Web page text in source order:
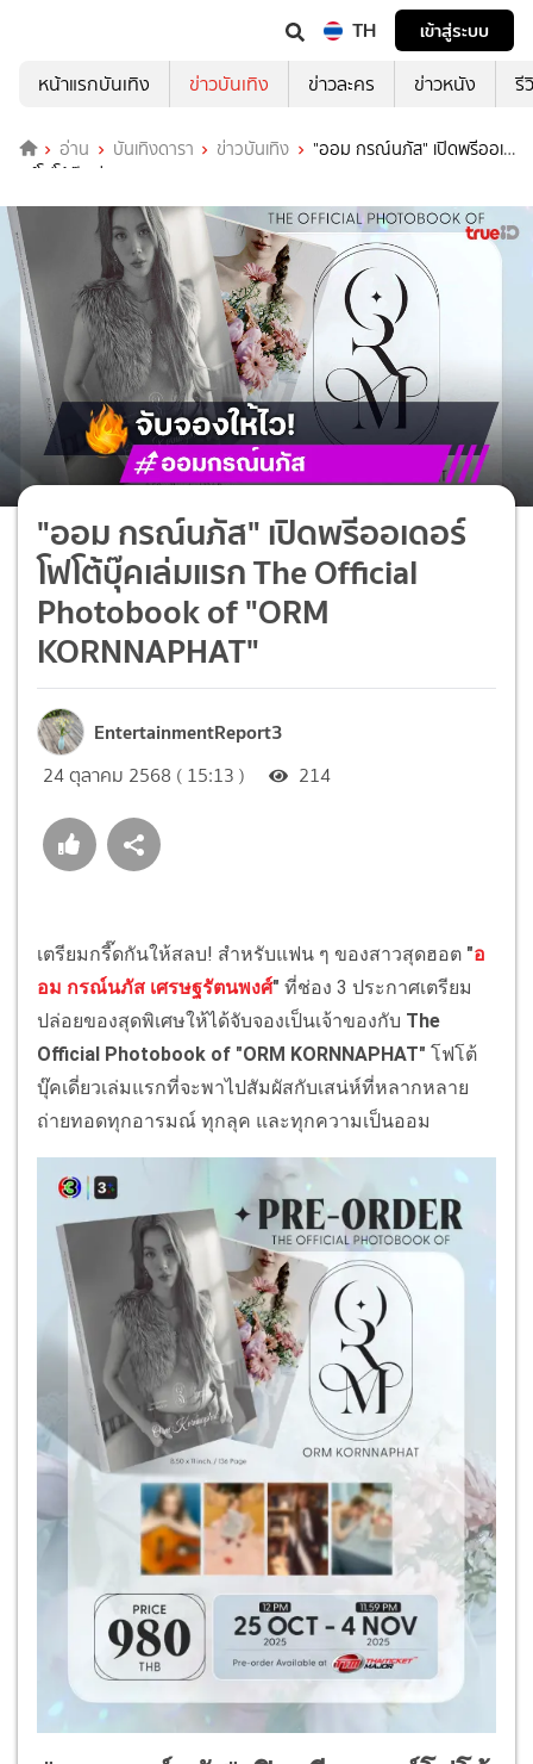
TH
เข้าสู่ระบบ
หน้าแรกบันเทิง
ข่าวบันเทิง ข่าวละคร ข่าวหนัง รี
อ่าน บันเทิงดารา ข่าวบันเทิง
"ออม กรณ์นภัส" เปิดพรีออเด
อร์โฟโต้บุ๊คเล่มแรก The Official Photobook of "ORM KORNNAPHAT"
"ออม กรณ์นภัส" เปิดพรีออเดอร์
โฟโต้บุ๊คเล่มแรก The Official
Photobook of "ORM
KORNNAPHAT"
EntertainmentReport3
24 ตุลาคม 2568 ( 15:13 ) 214
เตรียมกรี๊ดกันให้สลบ! สำหรับแฟน ๆ ของสาวสุดฮอต "อ
อม กรณ์นภัส เศรษฐรัตนพงศ์" ที่ช่อง 3 ประกาศเตรียม
ปล่อยของสุดพิเศษให้ได้จับจองเป็นเจ้าของกับ The
Official Photobook of "ORM KORNNAPHAT" โฟโต้
บุ๊คเดี่ยวเล่มแรกที่จะพาไปสัมผัสกับเสน่ห์ที่หลากหลาย
ถ่ายทอดทุกอารมณ์ ทุกลุค และทุกความเป็นออม